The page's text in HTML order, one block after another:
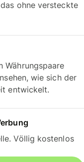
ohne versteckte
Währungspaare
wie sich der
entwickelt.
Völlig kostenlos